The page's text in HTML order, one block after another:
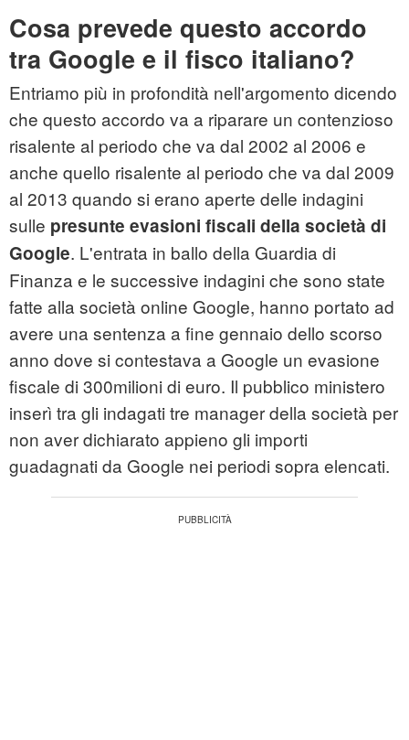
Cosa prevede questo accordo
tra Google e il fisco italiano?
Entriamo più in profondità nell'argomento dicendo
che questo accordo va a riparare un contenzioso
risalente al periodo che va dal 2002 al 2006 e
anche quello risalente al periodo che va dal 2009
al 2013 quando si erano aperte delle indagini
sulle presunte evasioni fiscali della società di
Google. L'entrata in ballo della Guardia di
Finanza e le successive indagini che sono state
fatte alla società online Google, hanno portato ad
avere una sentenza a fine gennaio dello scorso
anno dove si contestava a Google un evasione
fiscale di 300milioni di euro. Il pubblico ministero
inserì tra gli indagati tre manager della società per
non aver dichiarato appieno gli importi
guadagnati da Google nei periodi sopra elencati.